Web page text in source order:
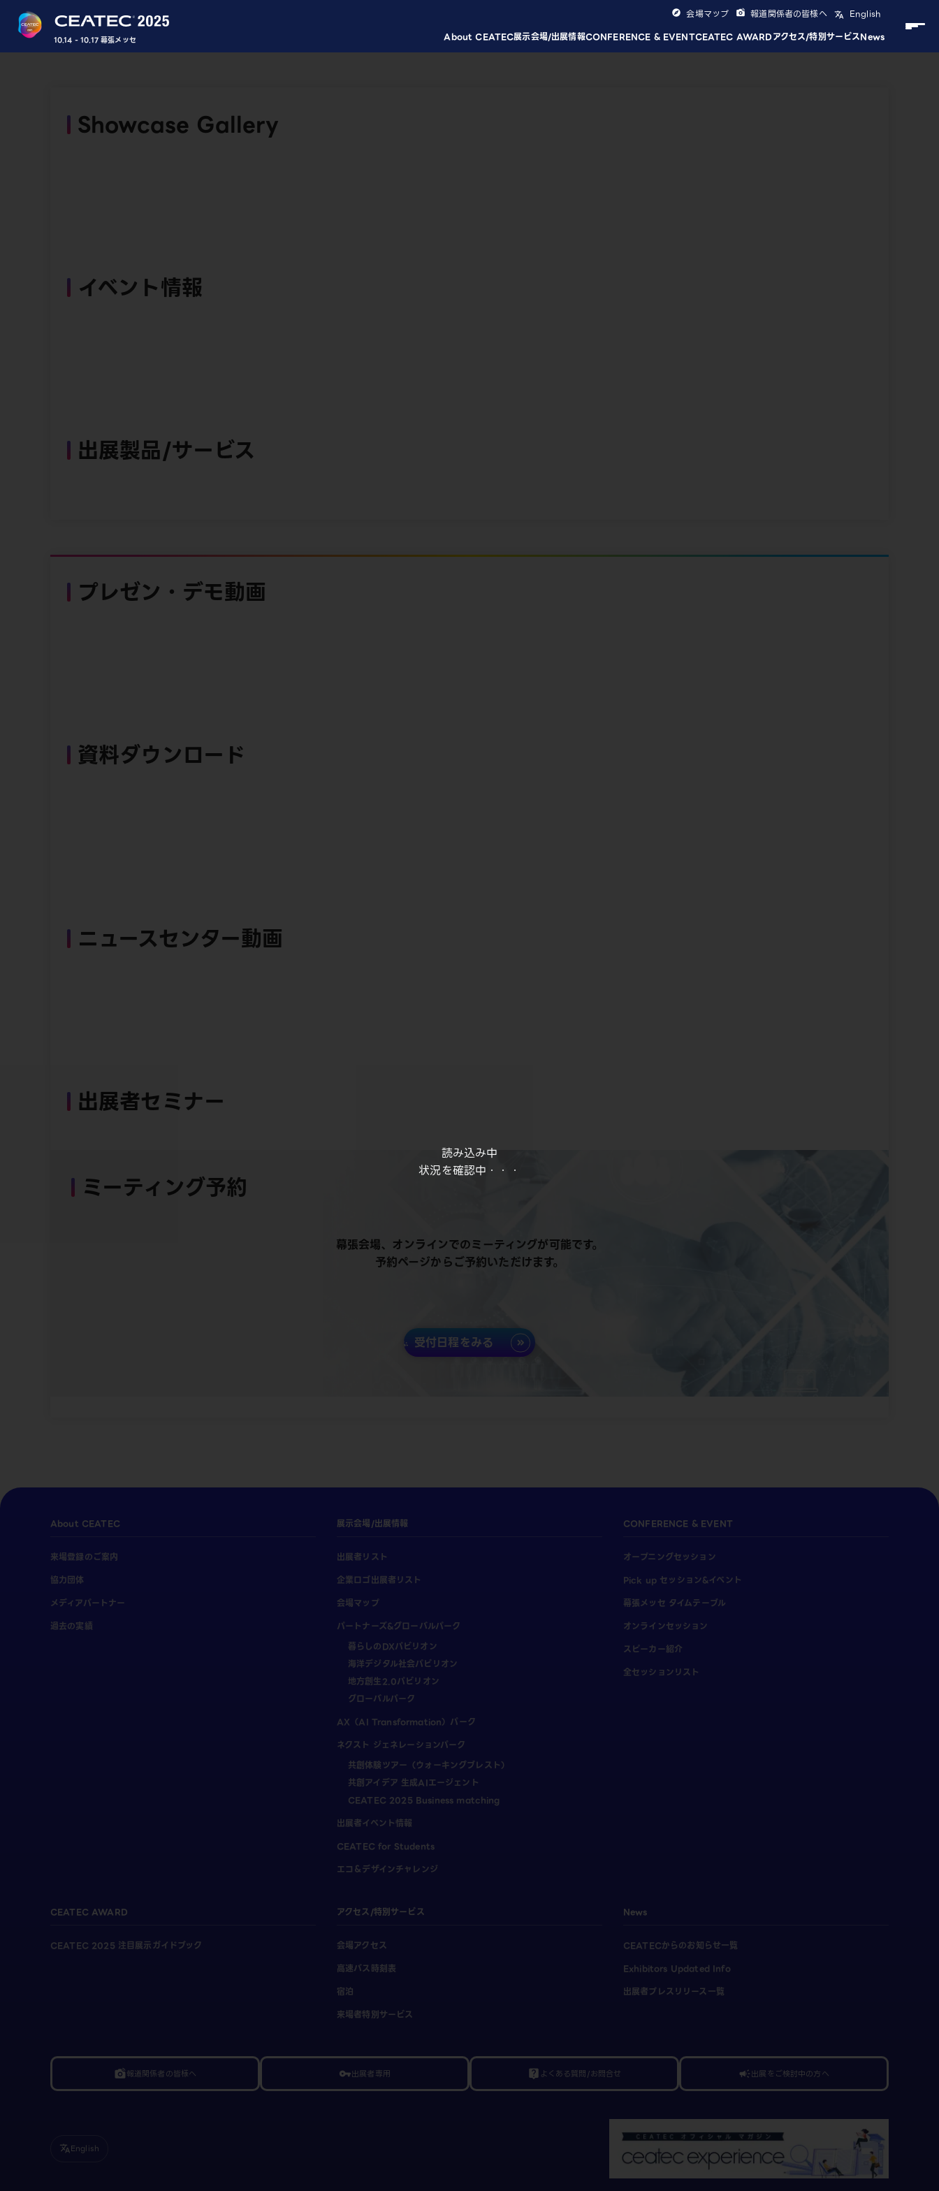
読み込み中
状況を確認中・・・
10.14 - 10.17 幕張メッセ About CEATEC展示会場/出展情報CONFERENCE & EVENTCEATEC AWARDアクセス/特別サービスNews
会場マップ 報道関係者の皆様へ English
Showcase Gallery
イベント情報
出展製品/サービス
プレゼン・デモ動画
資料ダウンロード
ニュースセンター動画
出展者セミナー
ミーティング予約
幕張会場、オンラインでのミーティングが可能です。
予約ページからご予約いただけます。
受付日程をみる
About CEATEC
来場登録のご案内
協力団体
メディアパートナー
過去の実績
展示会場/出展情報
出展者リスト
企業ロゴ出展者リスト
会場マップ
パートナーズ&グローバルパーク
暮らしのDXパビリオン
海洋デジタル社会パビリオン
地方創生2.0パビリオン
グローバルパーク
AX（AI Transformation）パーク
ネクスト ジェネレーションパーク
共創体験ツアー（ウォーキングブレスト）
共創アイデア 生成AIエージェント
CEATEC 2025 Business matching
出展者イベント情報
CEATEC for Students
エコ＆デザインチャレンジ
CONFERENCE & EVENT
オープニングセッション
Pick up セッション&イベント
幕張メッセ タイムテーブル
オンラインセッション
スピーカー紹介
全セッションリスト
CEATEC AWARD
CEATEC 2025 注目展示ガイドブック
アクセス/特別サービス
会場アクセス
高速バス時刻表
宿泊
来場者特別サービス
News
CEATECからのお知らせ一覧
Exhibitors Updated Info
出展者プレスリリース一覧
linked_camera報道関係者の皆様へ vpn_key出展者専用 live_help よくある質問/お問合せ campaign出展をご検討中の方へ
translateEnglish